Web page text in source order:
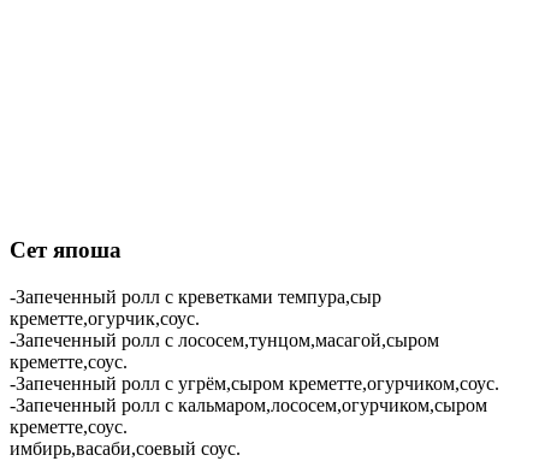
Сет япоша
-Запеченный ролл с креветками темпура,сыр
креметте,огурчик,соус.
-Запеченный ролл с лососем,тунцом,масагой,сыром
креметте,соус.
-Запеченный ролл с угрём,сыром креметте,огурчиком,соус.
-Запеченный ролл с кальмаром,лососем,огурчиком,сыром
креметте,соус.
имбирь,васаби,соевый соус.